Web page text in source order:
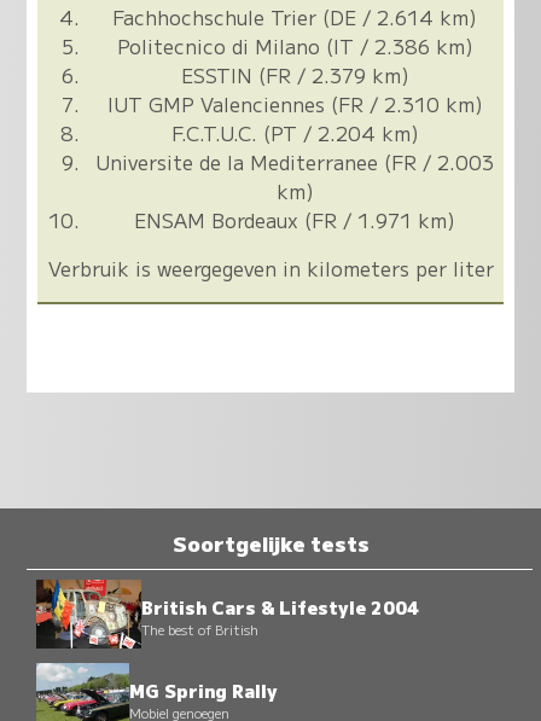
Fachhochschule Trier (DE / 2.614 km)
Politecnico di Milano (IT / 2.386 km)
ESSTIN (FR / 2.379 km)
IUT GMP Valenciennes (FR / 2.310 km)
F.C.T.U.C. (PT / 2.204 km)
Universite de la Mediterranee (FR / 2.003
km)
ENSAM Bordeaux (FR / 1.971 km)
Verbruik is weergegeven in kilometers per liter
Soortgelijke tests
British Cars & Lifestyle 2004
The best of British
MG Spring Rally
Mobiel genoegen